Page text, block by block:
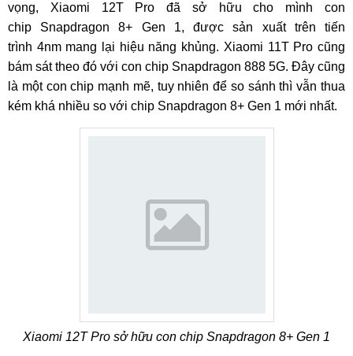
vọng, Xiaomi 12T Pro đã sở hữu cho mình con
chip Snapdragon 8+ Gen 1, được sản xuất trên tiến
trình 4nm mang lại hiệu năng khủng. Xiaomi 11T Pro cũng
bám sát theo đó với con chip Snapdragon 888 5G. Đây cũng
là một con chip mạnh mẽ, tuy nhiên để so sánh thì vẫn thua
kém khá nhiều so với chip Snapdragon 8+ Gen 1 mới nhất.
Xiaomi 12T Pro sở hữu con chip Snapdragon 8+ Gen 1